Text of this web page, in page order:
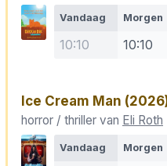
Vandaag Morgen
10:10 10:10
Ice Cream Man
horror / thriller van Eli Roth
Vandaag Morgen